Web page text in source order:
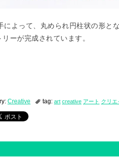
よって、丸められ円柱状の形と
ーが完成されています。
Creative tag: art creative アート クリエ